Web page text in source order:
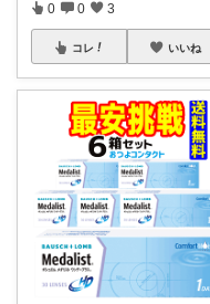
0 0 3
コレ いいね